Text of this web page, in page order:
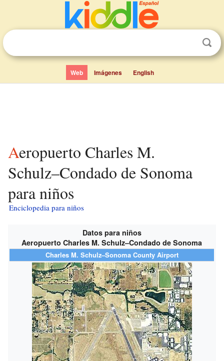
Web Imágenes English
Aeropuerto Charles M.
Schulz–Condado de Sonoma
para niños
Enciclopedia para niños
Datos para niños
Aeropuerto Charles M. Schulz–Condado de Sonoma
Charles M. Schulz–Sonoma County Airport